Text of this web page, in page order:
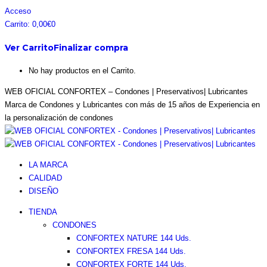
Saltar
al
Facebook
page
in
Instagram
page
in
Pinterest
page
in
Twitter
page
in
Acceso
Carrito: 0,00€0
Ver CarritoFinalizar compra
No hay productos en el Carrito.
WEB OFICIAL CONFORTEX – Condones | Preservativos| Lubricantes
Marca de Condones y Lubricantes con más de 15 años de Experiencia en
la personalización de condones
LA MARCA
CALIDAD
DISEÑO
TIENDA
CONDONES
CONFORTEX NATURE 144 Uds.
CONFORTEX FRESA 144 Uds.
CONFORTEX FORTE 144 Uds.